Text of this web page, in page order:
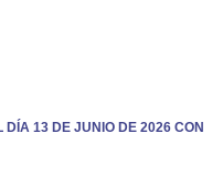
13 DE JUNIO DE 2026 CON